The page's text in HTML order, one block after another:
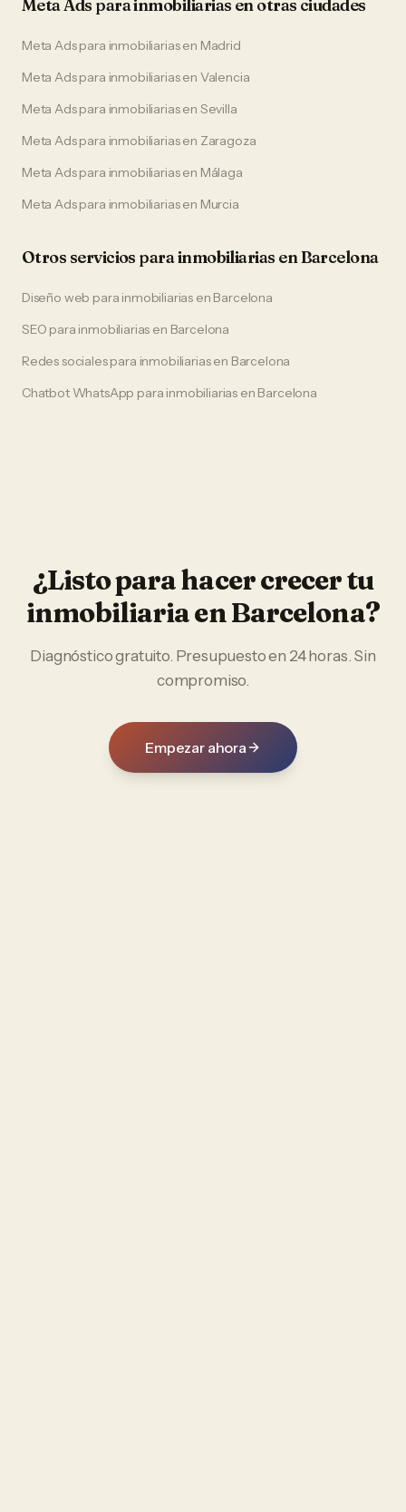
Meta Ads parainmobiliarias en otras ciudades
Meta Adspara inmobiliariasen Madrid
Meta Adspara inmobiliariasen Valencia
Meta Adspara inmobiliariasen Sevilla
Meta Adspara inmobiliariasen Zaragoza
Meta Adspara inmobiliariasen Málaga
Meta Adspara inmobiliariasen Murcia
Otros servicios parainmobiliarias enBarcelona
Diseño web para inmobiliarias en Barcelona
SEO para inmobiliarias en Barcelona
Redes socialespara inmobiliariasen Barcelona
Chatbot WhatsApp para inmobiliarias en Barcelona
¿Listo para hacer crecer tu
inmobiliariaenBarcelona?
Diagnóstico gratuito. Presupuesto en 24 horas. Sin
compromiso.
Empezar ahora